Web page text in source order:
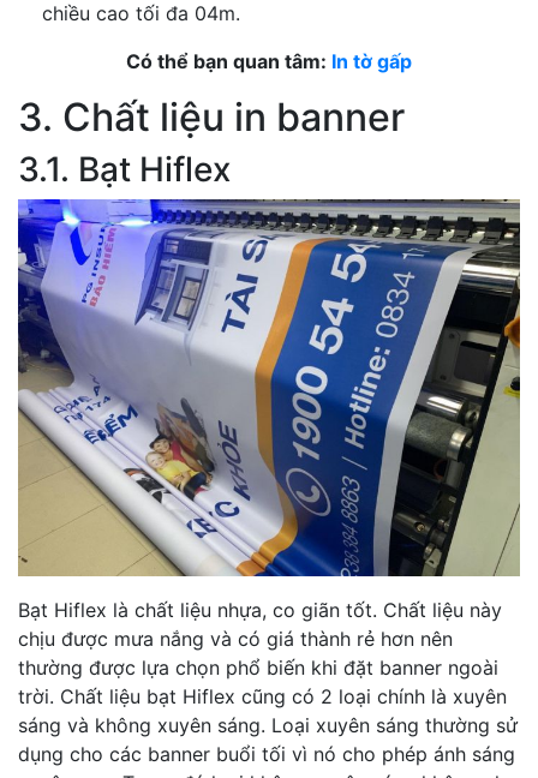
chiều cao tối đa 04m.
Có thể bạn quan tâm: In tờ gấp
3. Chất liệu in banner
3.1. Bạt Hiflex
Bạt Hiflex là chất liệu nhựa, co giãn tốt. Chất liệu này
chịu được mưa nắng và có giá thành rẻ hơn nên
thường được lựa chọn phổ biến khi đặt banner ngoài
trời. Chất liệu bạt Hiflex cũng có 2 loại chính là xuyên
sáng và không xuyên sáng. Loại xuyên sáng thường sử
dụng cho các banner buổi tối vì nó cho phép ánh sáng